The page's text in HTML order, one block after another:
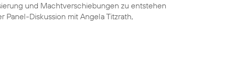
und Machtverschiebungen zu entstehen
Panel-Diskussion mit Angela Titzrath,